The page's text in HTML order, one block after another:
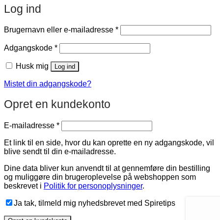
Log ind
Brugernavn eller e-mailadresse *Påkrævet
Adgangskode *Påkrævet
Husk mig Log ind
Mistet din adgangskode?
Opret en kundekonto
E-mailadresse *Påkrævet
Et link til en side, hvor du kan oprette en ny adgangskode, vil
blive sendt til din e-mailadresse.
Dine data bliver kun anvendt til at gennemføre din bestilling
og muliggøre din brugeroplevelse på webshoppen som
beskrevet i Politik for personoplysninger.
Ja tak, tilmeld mig nyhedsbrevet med Spiretips